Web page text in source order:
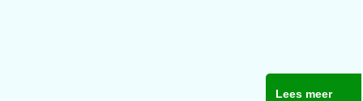
Lees meer